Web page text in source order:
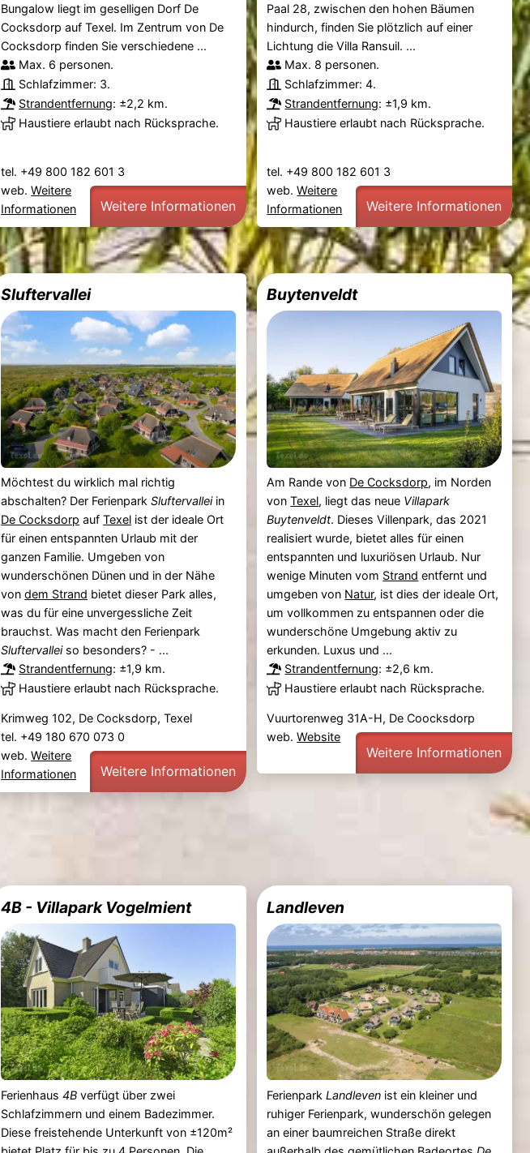
Bungalow liegt im geselligen Dorf De
Cocksdorp auf Texel. Im Zentrum von De
Cocksdorp finden Sie verschiedene ...
Max. 6 personen.
Schlafzimmer: 3.
Strandentfernung: ±2,2 km.
Haustiere erlaubt nach Rücksprache.
tel. +49 800 182 601 3
web.Weitere
Informationen
Weitere Informationen
Paal 28, zwischen den hohen Bäumen
hindurch, finden Sie plötzlich auf einer
Lichtung die Villa Ransuil. ...
Max. 8 personen.
Schlafzimmer: 4.
Strandentfernung: ±1,9 km.
Haustiere erlaubt nach Rücksprache.
tel. +49 800 182 601 3
web.Weitere
Informationen
Weitere Informationen
Sluftervallei
Möchtest du wirklich mal richtig
abschalten? Der FerienparkSluftervalleiin
De Cocksdorp aufTexel ist der ideale Ort
für einen entspannten Urlaub mit der
ganzen Familie. Umgeben von
wunderschönen Dünen und in der Nähe
vondem Strand bietet dieser Park alles,
was du für eine unvergessliche Zeit
brauchst. Was macht den Ferienpark
Sluftervalleiso besonders? - ...
Strandentfernung: ±1,9 km.
Haustiere erlaubt nach Rücksprache.
Krimweg 102, De Cocksdorp, Texel
tel. +49 180 670 073 0
web.Weitere
Informationen
Weitere Informationen
Buytenveldt
Am Rande von De Cocksdorp, im Norden
vonTexel, liegt das neue Villapark
Buytenveldt. Dieses Villenpark, das 2021
realisiert wurde, bietet alles für einen
entspannten und luxuriösen Urlaub. Nur
wenige Minuten vom Strand entfernt und
umgeben von Natur, ist dies der ideale Ort,
um vollkommen zu entspannen oder die
wunderschöne Umgebung aktiv zu
erkunden. Luxus und ...
Strandentfernung: ±2,6 km.
Haustiere erlaubt nach Rücksprache.
Vuurtorenweg 31A-H, De Coocksdorp
web.Website
Weitere Informationen
4B - Villapark Vogelmient
Ferienhaus4B verfügt über zwei
Schlafzimmern und einem Badezimmer.
Diese freistehende Unterkunft von ±120m²
Landleven
FerienparkLandleven ist ein kleiner und
ruhiger Ferienpark, wunderschön gelegen
an einer baumreichen Straße direkt